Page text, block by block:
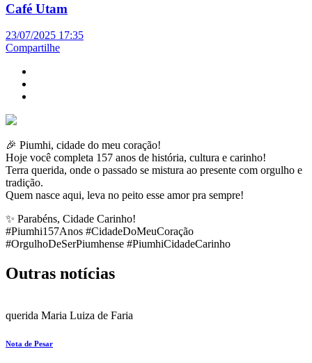
Café Utam
23/07/2025 17:35
Compartilhe
🎉 Piumhi, cidade do meu coração!
Hoje você completa 157 anos de história, cultura e carinho!
Terra querida, onde o passado se mistura ao presente com orgulho e
tradição.
Quem nasce aqui, leva no peito esse amor pra sempre!
✨ Parabéns, Cidade Carinho!
#Piumhi157Anos #CidadeDoMeuCoração
#OrgulhoDeSerPiumhense #PiumhiCidadeCarinho
Outras notícias
querida Maria Luiza de Faria
Nota de Pesar